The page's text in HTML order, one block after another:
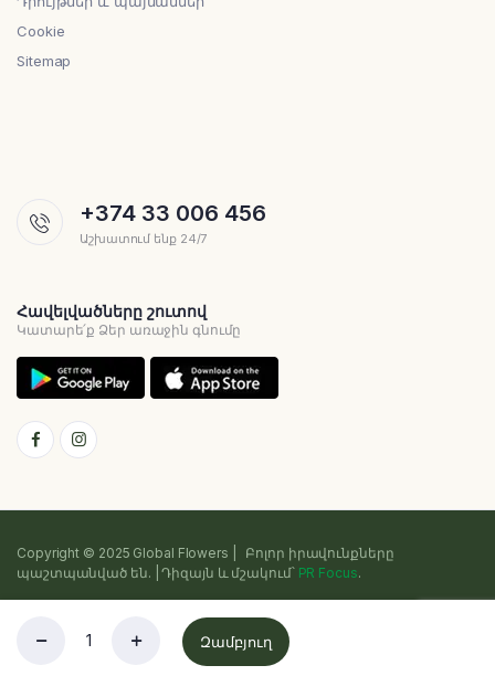
Հավանածները
Զամբյուղ
Cookie
Sitemap
+374 33 006 456
Աշխատում ենք 24/7
Հավելվածները շուտով
Կատարե՛ք Ձեր առաջին գնումը
Copyright © 2025 Global Flowers | Բոլոր իրավունքները
պաշտպանված են. | Դիզայն և մշակում՝ PR Focus.
Գաղտնիության քաղաքականություն
Cookie
Sitemap